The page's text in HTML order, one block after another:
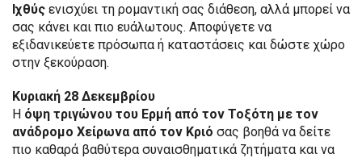
Ιχθύς ενισχύει τη ρομαντική σας διάθεση, αλλά μπορεί να
σας κάνει και πιο ευάλωτους. Αποφύγετε να
εξιδανικεύετε πρόσωπα ή καταστάσεις και δώστε χώρο
στην ξεκούραση.
Κυριακή 28 Δεκεμβρίου
Η όψη τριγώνου του Ερμή από τον Τοξότη με τον
ανάδρομο Χείρωνα από τον Κριό σας βοηθά να δείτε
πιο καθαρά βαθύτερα συναισθηματικά ζητήματα και να